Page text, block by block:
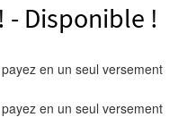
Disponible !
en un seul versement
en un seul versement